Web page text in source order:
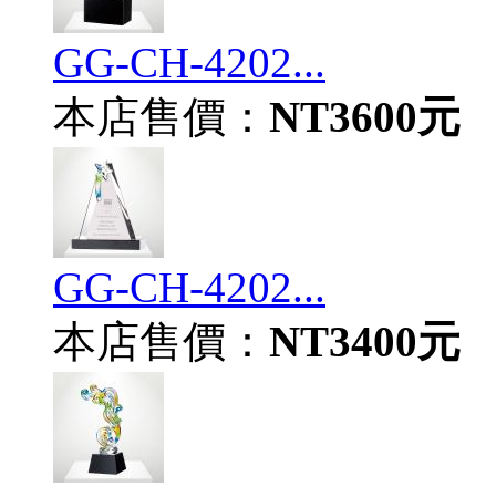
GG-CH-4202...
本店售價： NT3600元
GG-CH-4202...
本店售價： NT3400元